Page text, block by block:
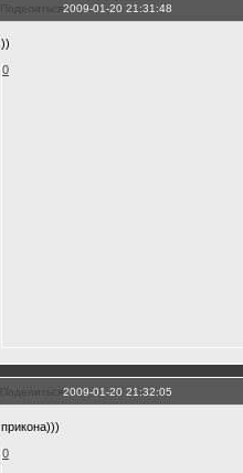
Поделиться2009-01-20 21:31:48
))
0
Поделиться2009-01-20 21:32:05
прикона)))
0